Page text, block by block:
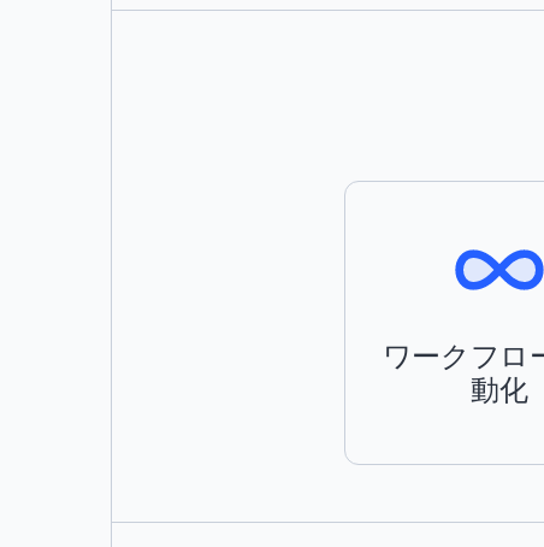
ワークフロ
動化